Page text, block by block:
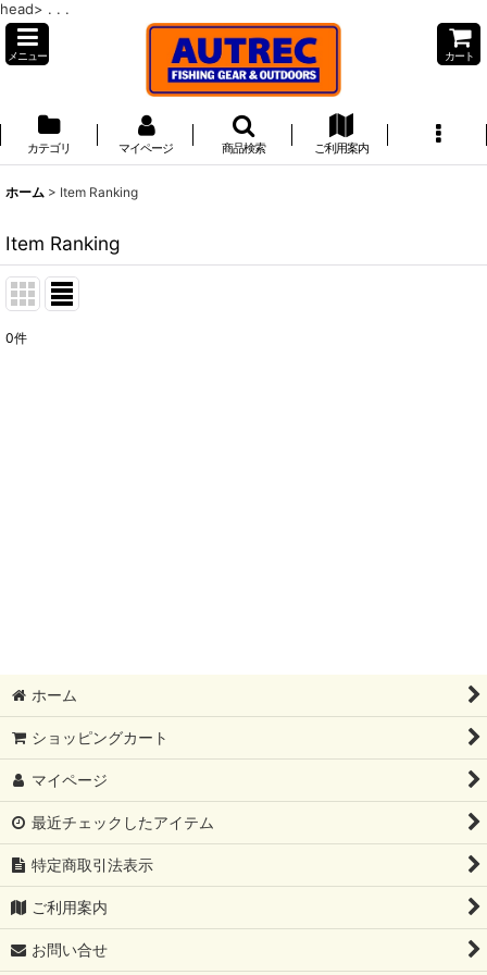
head> . . .
メニュー カート
カテゴリ マイページ 商品検索 ご利用案内
ホーム > Item Ranking
Item Ranking
0件
ホーム
ショッピングカート
マイページ
最近チェックしたアイテム
特定商取引法表示
ご利用案内
お問い合せ